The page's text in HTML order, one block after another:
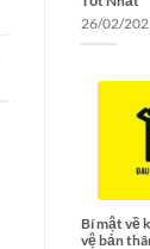
26/02/
Bí mật về
vệ bản